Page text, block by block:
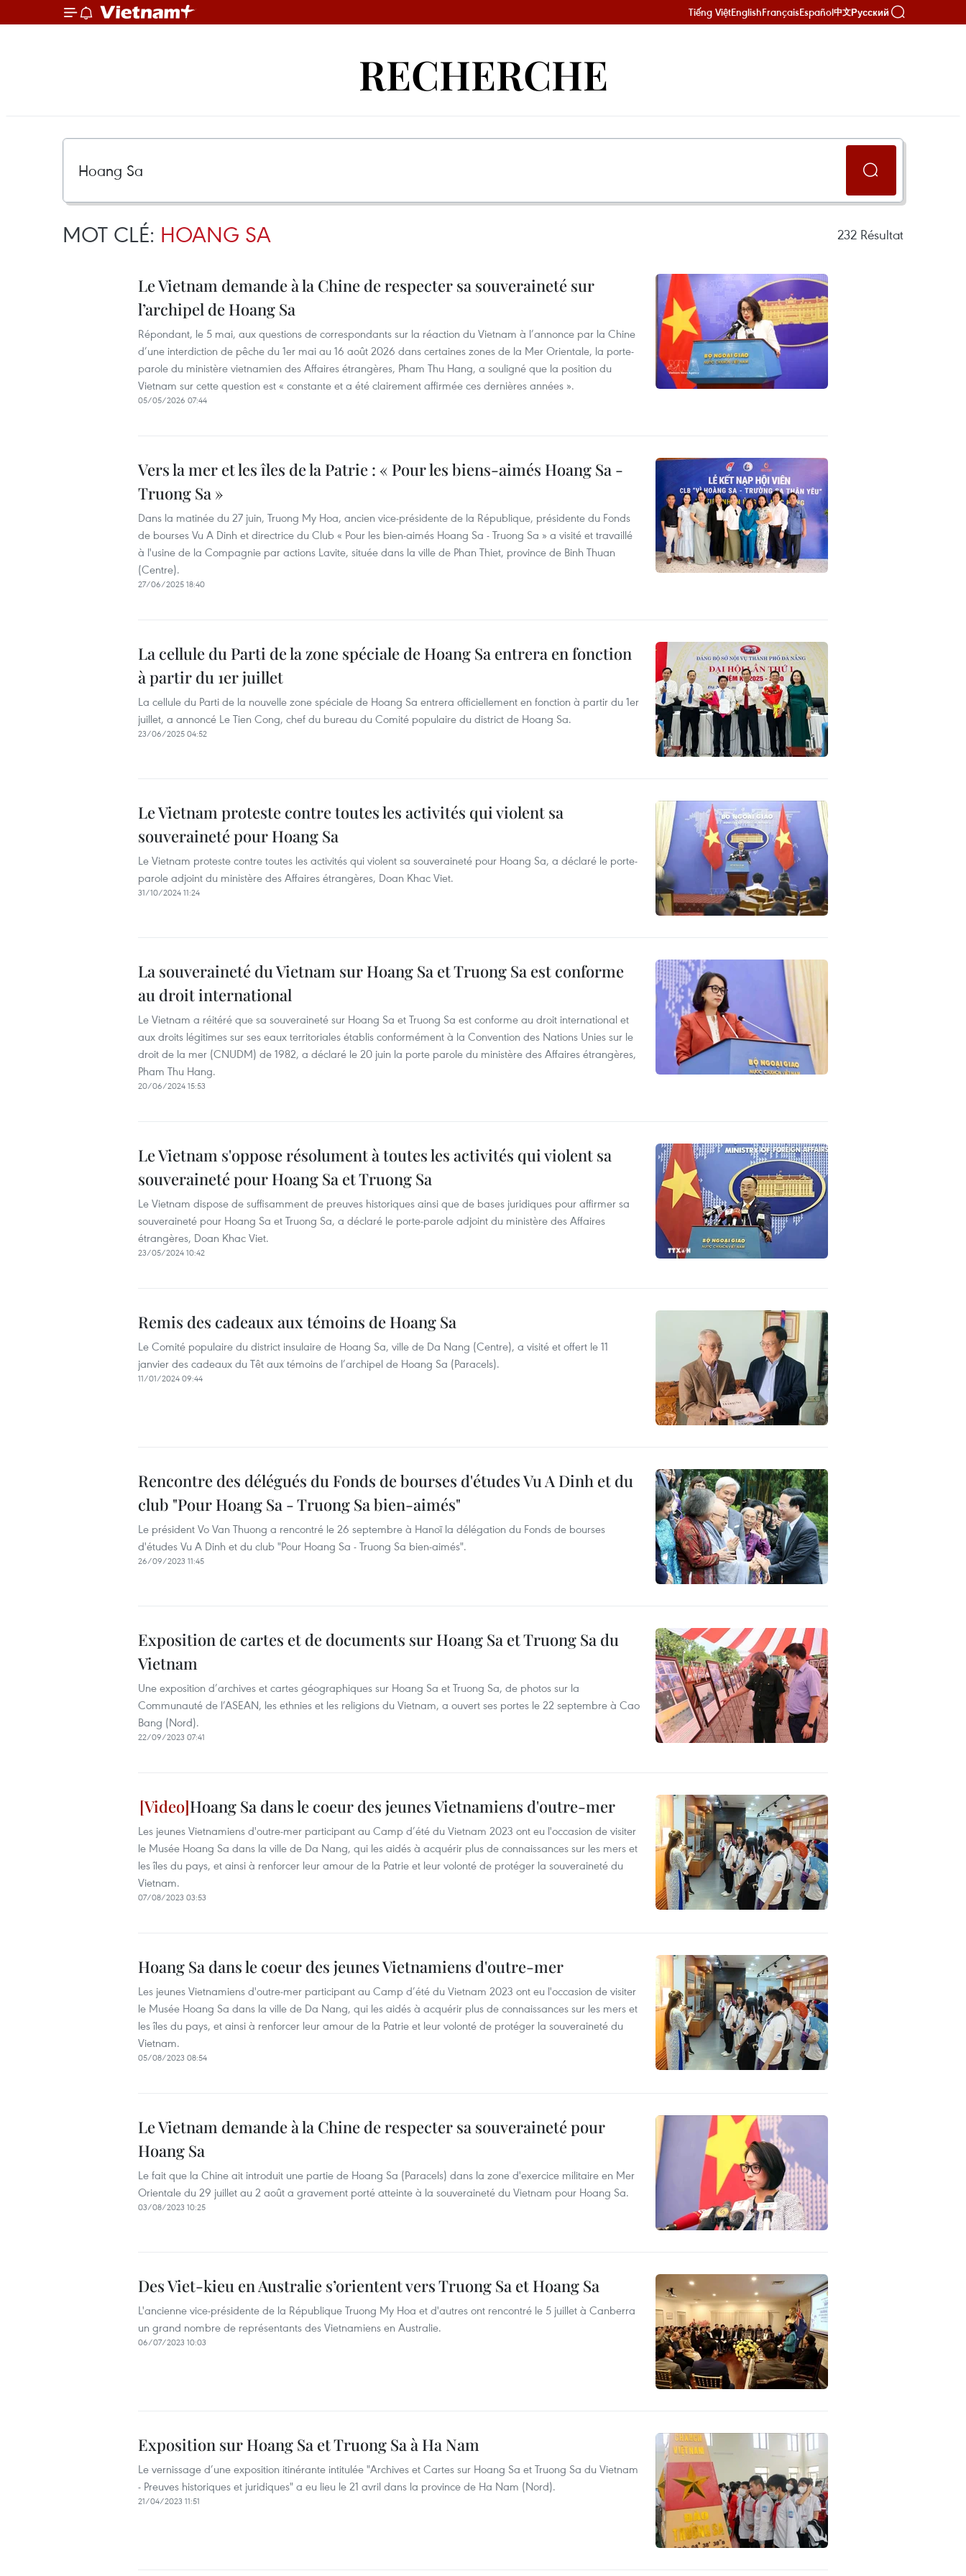
Tiếng ViệtEnglishFrançaisEspañol中文Русский
RECHERCHE
MOT CLÉ: HOANG SA 232 Résultat
Le Vietnam demande à la Chine de respecter sa souveraineté sur
l’archipel de Hoang Sa
Répondant, le 5 mai, aux questions de correspondants sur la réaction du Vietnam à l’annonce par la Chine
d’une interdiction de pêche du 1er mai au 16 août 2026 dans certaines zones de la Mer Orientale, la porte-
parole du ministère vietnamien des Affaires étrangères, Pham Thu Hang, a souligné que la position du
Vietnam sur cette question est « constante et a été clairement affirmée ces dernières années ».
05/05/2026 07:44
Vers la mer et les îles de la Patrie : « Pour les biens-aimés Hoang Sa -
Truong Sa »
Dans la matinée du 27 juin, Truong My Hoa, ancien vice-présidente de la République, présidente du Fonds
de bourses Vu A Dinh et directrice du Club « Pour les bien-aimés Hoang Sa - Truong Sa » a visité et travaillé
à l'usine de la Compagnie par actions Lavite, située dans la ville de Phan Thiet, province de Binh Thuan
(Centre).
27/06/2025 18:40
La cellule du Parti de la zone spéciale de Hoang Sa entrera en fonction
à partir du 1er juillet
La cellule du Parti de la nouvelle zone spéciale de Hoang Sa entrera officiellement en fonction à partir du 1er
juillet, a annoncé Le Tien Cong, chef du bureau du Comité populaire du district de Hoang Sa.
23/06/2025 04:52
Le Vietnam proteste contre toutes les activités qui violent sa
souveraineté pour Hoang Sa
Le Vietnam proteste contre toutes les activités qui violent sa souveraineté pour Hoang Sa, a déclaré le porte-
parole adjoint du ministère des Affaires étrangères, Doan Khac Viet.
31/10/2024 11:24
La souveraineté du Vietnam sur Hoang Sa et Truong Sa est conforme
au droit international
Le Vietnam a réitéré que sa souveraineté sur Hoang Sa et Truong Sa est conforme au droit international et
aux droits légitimes sur ses eaux territoriales établis conformément à la Convention des Nations Unies sur le
droit de la mer (CNUDM) de 1982, a déclaré le 20 juin la porte parole du ministère des Affaires étrangères,
Pham Thu Hang.
20/06/2024 15:53
Le Vietnam s'oppose résolument à toutes les activités qui violent sa
souveraineté pour Hoang Sa et Truong Sa
Le Vietnam dispose de suffisamment de preuves historiques ainsi que de bases juridiques pour affirmer sa
souveraineté pour Hoang Sa et Truong Sa, a déclaré le porte-parole adjoint du ministère des Affaires
étrangères, Doan Khac Viet.
23/05/2024 10:42
Remis des cadeaux aux témoins de Hoang Sa
Le Comité populaire du district insulaire de Hoang Sa, ville de Da Nang (Centre), a visité et offert le 11
janvier des cadeaux du Têt aux témoins de l’archipel de Hoang Sa (Paracels).
11/01/2024 09:44
Rencontre des délégués du Fonds de bourses d'études Vu A Dinh et du
club "Pour Hoang Sa - Truong Sa bien-aimés"
Le président Vo Van Thuong a rencontré le 26 septembre à Hanoï la délégation du Fonds de bourses
d'études Vu A Dinh et du club "Pour Hoang Sa - Truong Sa bien-aimés".
26/09/2023 11:45
Exposition de cartes et de documents sur Hoang Sa et Truong Sa du
Vietnam
Une exposition d’archives et cartes géographiques sur Hoang Sa et Truong Sa, de photos sur la
Communauté de l’ASEAN, les ethnies et les religions du Vietnam, a ouvert ses portes le 22 septembre à Cao
Bang (Nord).
22/09/2023 07:41
Hoang Sa dans le coeur des jeunes Vietnamiens d'outre-mer
Les jeunes Vietnamiens d'outre-mer participant au Camp d’été du Vietnam 2023 ont eu l'occasion de visiter
le Musée Hoang Sa dans la ville de Da Nang, qui les aidés à acquérir plus de connaissances sur les mers et
les îles du pays, et ainsi à renforcer leur amour de la Patrie et leur volonté de protéger la souveraineté du
Vietnam.
07/08/2023 03:53
Hoang Sa dans le coeur des jeunes Vietnamiens d'outre-mer
Les jeunes Vietnamiens d'outre-mer participant au Camp d’été du Vietnam 2023 ont eu l'occasion de visiter
le Musée Hoang Sa dans la ville de Da Nang, qui les aidés à acquérir plus de connaissances sur les mers et
les îles du pays, et ainsi à renforcer leur amour de la Patrie et leur volonté de protéger la souveraineté du
Vietnam.
05/08/2023 08:54
Le Vietnam demande à la Chine de respecter sa souveraineté pour
Hoang Sa
Le fait que la Chine ait introduit une partie de Hoang Sa (Paracels) dans la zone d'exercice militaire en Mer
Orientale du 29 juillet au 2 août a gravement porté atteinte à la souveraineté du Vietnam pour Hoang Sa.
03/08/2023 10:25
Des Viet-kieu en Australie s’orientent vers Truong Sa et Hoang Sa
L'ancienne vice-présidente de la République Truong My Hoa et d'autres ont rencontré le 5 juillet à Canberra
un grand nombre de représentants des Vietnamiens en Australie.
06/07/2023 10:03
Exposition sur Hoang Sa et Truong Sa à Ha Nam
Le vernissage d’une exposition itinérante intitulée "Archives et Cartes sur Hoang Sa et Truong Sa du Vietnam
- Preuves historiques et juridiques" a eu lieu le 21 avril dans la province de Ha Nam (Nord).
21/04/2023 11:51